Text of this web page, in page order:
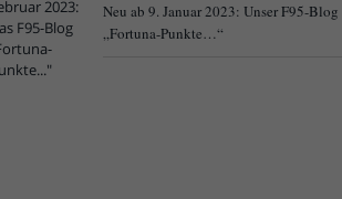
Neu ab 9. Januar 2023: Unser F95-Blog
„Fortuna-Punkte…“